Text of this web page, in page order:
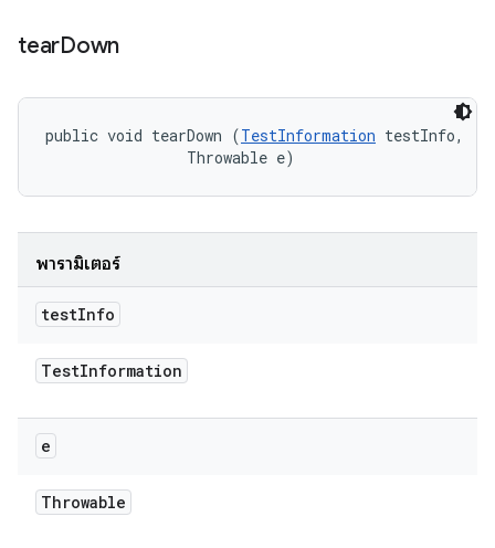
tearDown
public void tearDown (TestInformation testInfo,
                Throwable e)
พารามิเตอร์
testInfo
TestInformation
e
Throwable